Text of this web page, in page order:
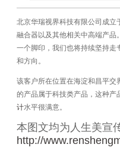
北京华瑞视界科技有限公司成
融合器以及其他相关中高端产品
一个脚印，我们也将持续坚持走
和方向。
该客户所在位置在海淀和昌平交
的产品属于科技类产品，这种产
计水平很满意。
本图文均为人生美宣
http://